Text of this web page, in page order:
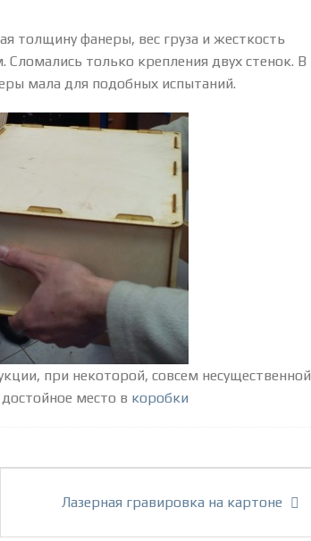
толщину фанеры, вес груза и жесткость
Сломались только крепления двух стенок. В
мала для подобных испытаний.
при некоторой, совсем несущественной
место в коробки
Лазерная гравировка на картоне